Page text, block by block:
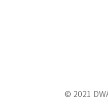
© 2021